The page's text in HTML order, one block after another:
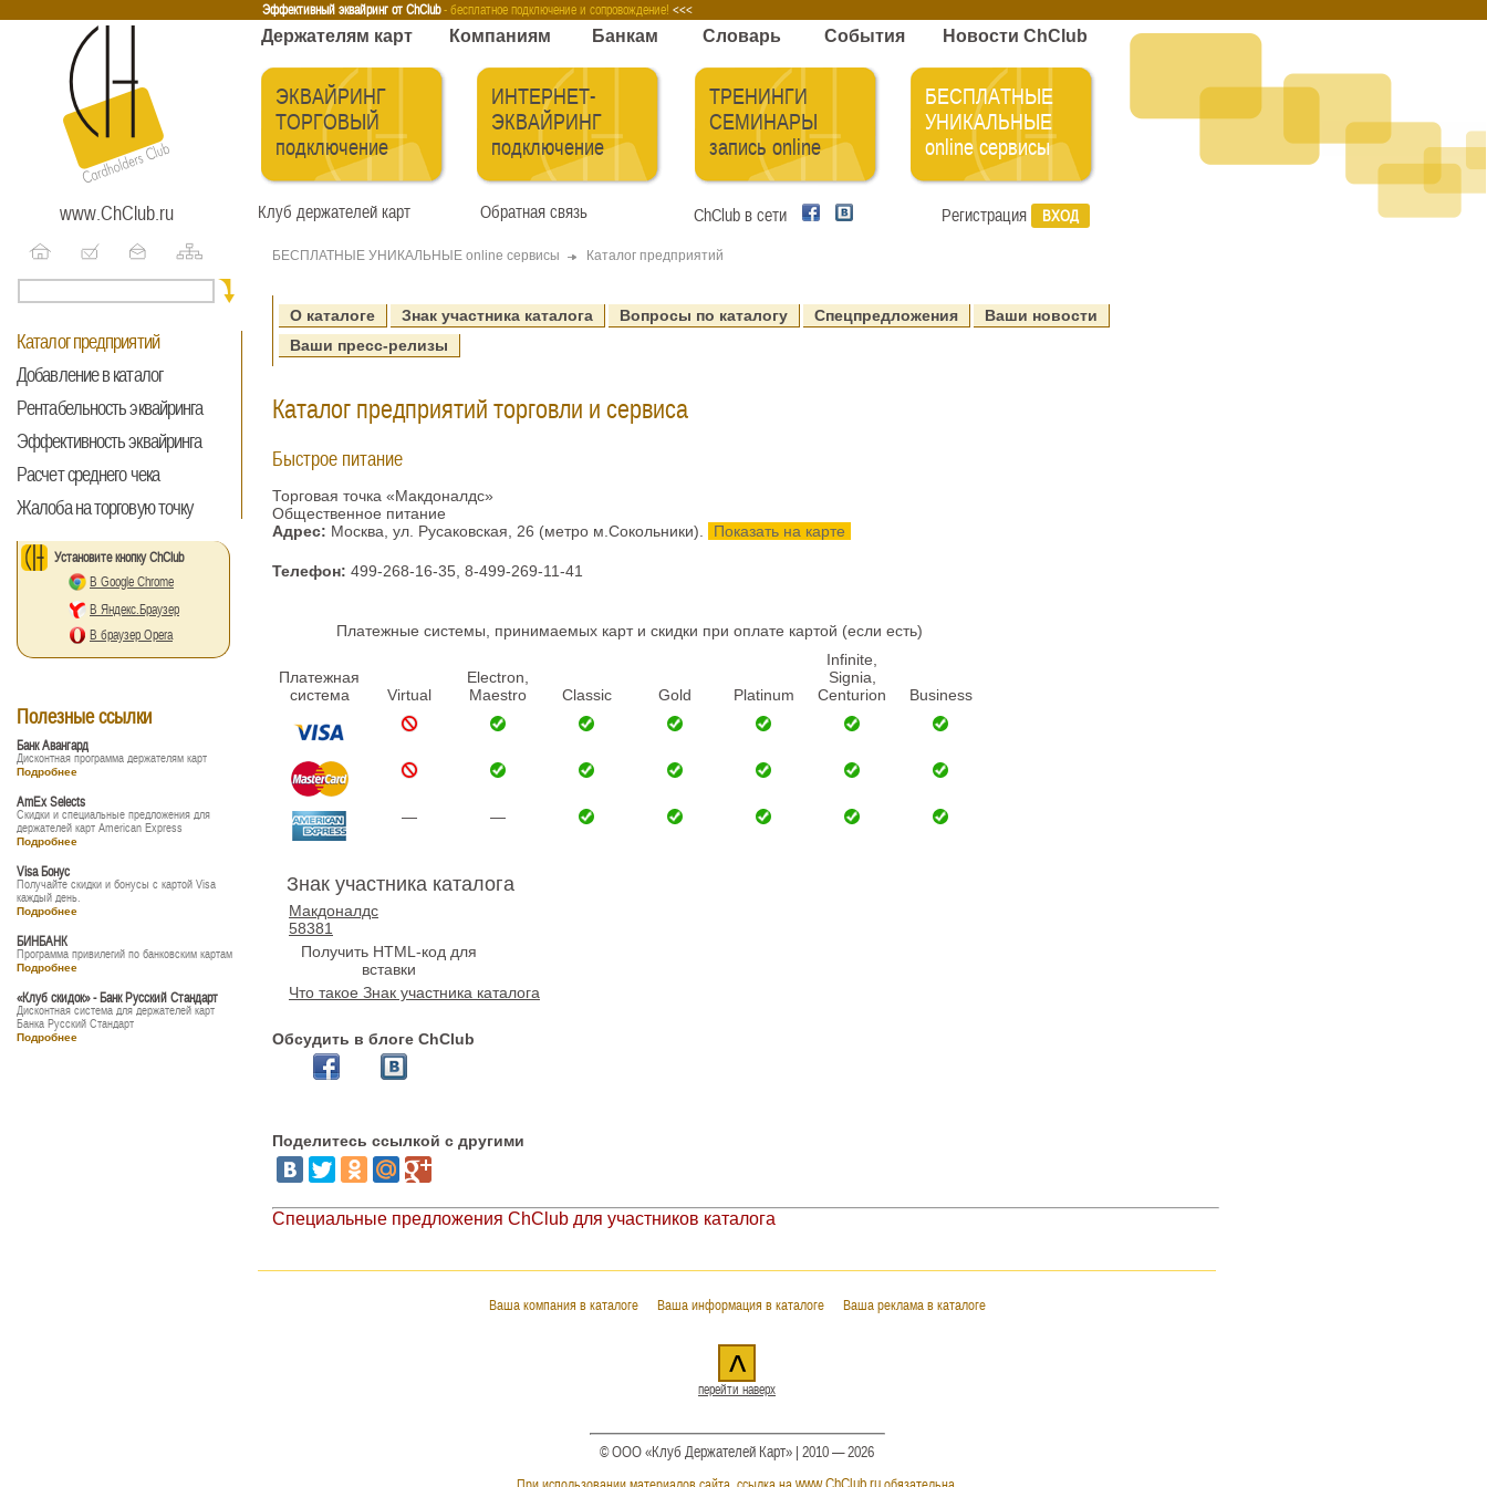
Эффективный эквайринг от ChClub - бесплатное подключение и сопровождение! <<<
Интернет-эквайринг Тренинги Бесплатные сервисы Держателям карт Компаниям Банкам Словарь
Держателям карт Компаниям Банкам Словарь События Новости ChClub
ЭКВАЙРИНГ
ТОРГОВЫЙ
подключение
ИНТЕРНЕТ-
ЭКВАЙРИНГ
подключение
ТРЕНИНГИ
СЕМИНАРЫ
запись online
БЕСПЛАТНЫЕ
УНИКАЛЬНЫЕ
online сервисы
www.ChClub.ru Клуб держателей карт Обратная связь ChClub в сети Регистрация ВХОД
Каталог предприятий
Добавление в каталог
Рентабельность эквайринга
Эффективность эквайринга
Расчет среднего чека
Жалоба на торговую точку
Установите кнопку ChClub
В Google Chrome
В Яндекс.Браузер
В браузер Opera
Полезные ссылки
Банк Авангард
Дисконтная программа держателям карт
Подробнее
AmEx Selects
Скидки и специальные предложения для
держателей карт American Express
Подробнее
Visa Бонус
Получайте скидки и бонусы с картой Visa
каждый день.
Подробнее
БИНБАНК
Программа привилегий по банковским картам
Подробнее
«Клуб скидок» - Банк Русский Стандарт
Дисконтная система для держателей карт
Банка Русский Стандарт
Подробнее
БЕСПЛАТНЫЕ УНИКАЛЬНЫЕ online сервисы Каталог предприятий
О каталоге Знак участника каталога Вопросы по каталогу Спецпредложения
Ваши новости
Ваши пресс-релизы
Каталог предприятий торговли и сервиса
Быстрое питание
Торговая точка «Макдоналдс»
Общественное питание
Адрес: Москва, ул. Русаковская, 26 (метро м.Сокольники). Показать на карте
Телефон: 499-268-16-35, 8-499-269-11-41
Платежные системы, принимаемых карт и скидки при оплате картой (если есть)
Платежная
система
Virtual
Electron,
Maestro
Classic Gold Platinum
Infinite,
Signia,
Centurion
Business
— —
Знак участника каталога
Макдоналдс
58381
Получить HTML-код для
вставки
Что такое Знак участника каталога
Обсудить в блоге ChClub
Поделитесь ссылкой с другими
Специальные предложения ChClub для участников каталога
Ваша компания в каталоге Ваша информация в каталоге Ваша реклама в каталоге
^
перейти наверх
© ООО «Клуб Держателей Карт» | 2010 — 2026